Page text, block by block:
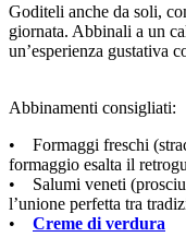
Goditeli anche da soli,
giornata. Abbinali a un
un’esperienza gustativa
Abbinamenti consigliati:
• Formaggi freschi
formaggio esalta il
• Salumi veneti
l’unione perfetta tra
• Creme di verdura